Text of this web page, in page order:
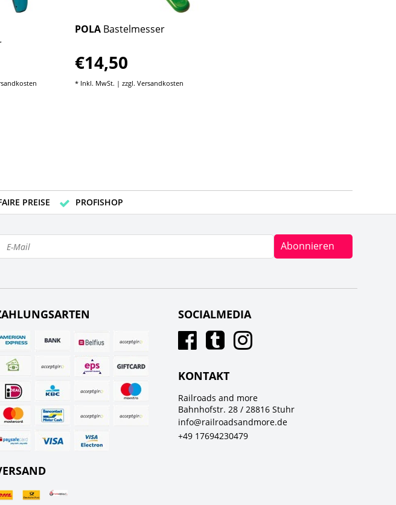
POLA Bastelmesser
€14,50
* Inkl. MwSt. | zzgl. Versandkosten
PREISE PROFISHOP
Abonnieren
SOCIALMEDIA
KONTAKT
Railroads and more
Bahnhofstr. 28 / 28816 Stuhr
info@railroadsandmore.de
+49 17694230479